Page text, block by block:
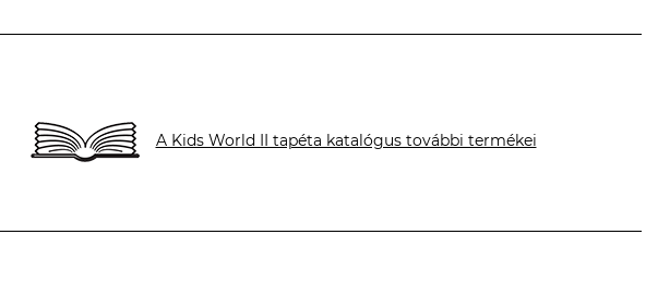
A Kids World II tapéta katalógus további termékei